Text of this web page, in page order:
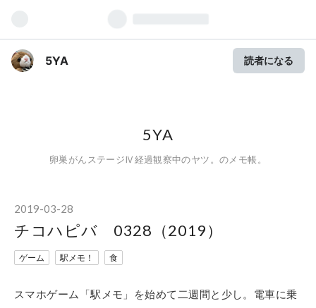
5YA 読者になる
5YA
卵巣がんステージⅣ経過観察中のヤツ。のメモ帳。
2019-03-28
チコハピバ 0328（2019）
ゲーム 駅メモ！ 食
スマホゲーム「駅メモ」を始めて二週間と少し。電車に乗